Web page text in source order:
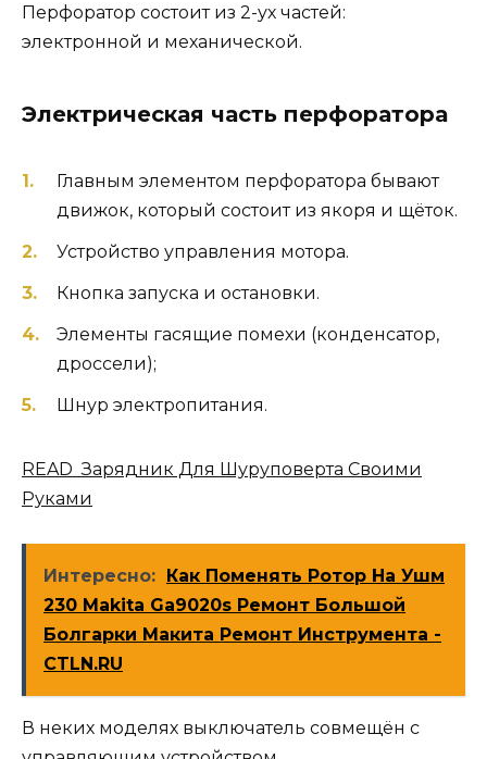
Перфоратор состоит из 2-ух частей:
электронной и механической.
Электрическая часть перфоратора
Главным элементом перфоратора бывают
движок, который состоит из якоря и щёток.
Устройство управления мотора.
Кнопка запуска и остановки.
Элементы гасящие помехи (конденсатор,
дроссели);
Шнур электропитания.
READ Зарядник Для Шуруповерта Своими
Руками
Интересно: Как Поменять Ротор На Ушм
230 Makita Ga9020s Ремонт Большой
Болгарки Макита Ремонт Инструмента -
CTLN.RU
В неких моделях выключатель совмещён с